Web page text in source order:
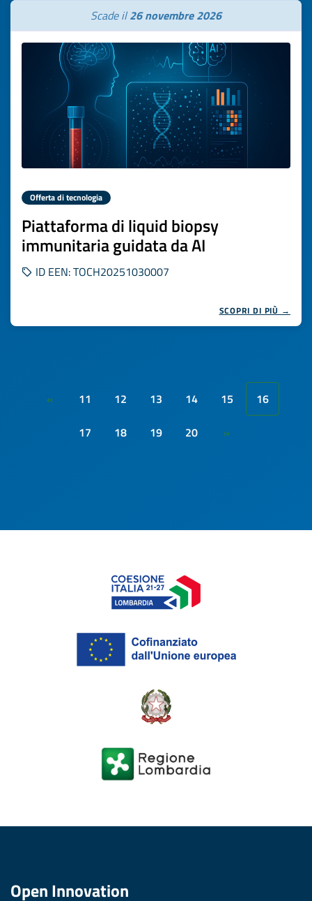
Scade il26 novembre 2026
Offerta di tecnologia
Piattaforma di liquid biopsy
immunitaria guidata da AI
ID EEN: TOCH20251030007
SCOPRI DI PIÙ →
« 11 12 13 14 15
16
17
18 19 20 »
Open Innovation